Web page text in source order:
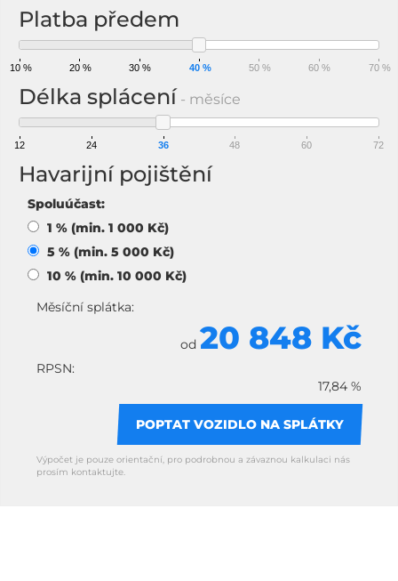
Platba předem
10 % 20 % 30 % 40 % 50 % 60 % 70 %
Délka splácení - měsíce
12 24 36 48 60 72
Havarijní pojištění
Spoluúčast:
1 % (min. 1 000 Kč)
5 % (min. 5 000 Kč)
10 % (min. 10 000 Kč)
Měsíční splátka:
od 20 848 Kč
RPSN:
17,84 %
POPTAT VOZIDLO NA SPLÁTKY
Výpočet je pouze orientační, pro podrobnou a závaznou kalkulaci nás
prosím kontaktujte.